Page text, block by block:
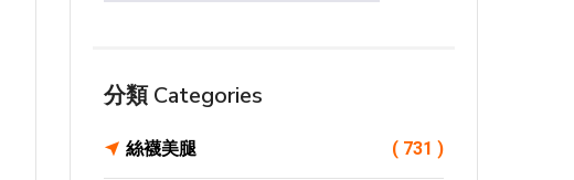
分類 Categories
絲襪美腿 ( 731 )